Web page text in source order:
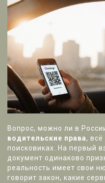
Вопрос, можно ли в
водительские права, всё
поисковиках. На первый
документ одинаково
реальность имеет свои
говорит закон, какие